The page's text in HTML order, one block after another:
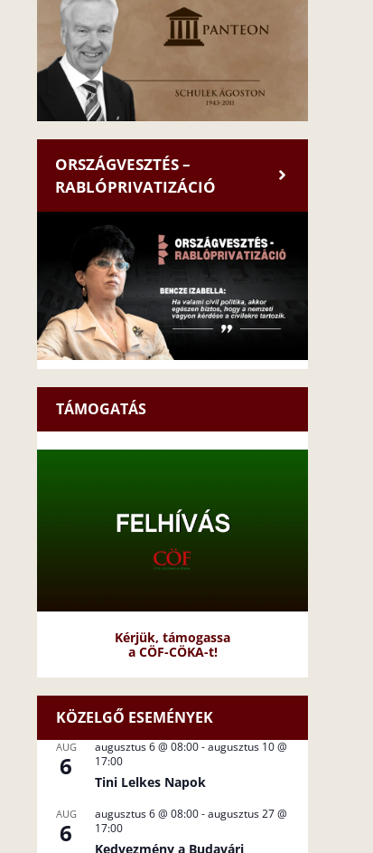
ORSZÁGVESZTÉS –
RABLÓPRIVATIZÁCIÓ
TÁMOGATÁS
Kérjük, támogassa
a CÖF-CÖKA-t!
KÖZELGŐ ESEMÉNYEK
AUG
6
augusztus 6 @ 08:00-augusztus 10 @
17:00
Tini Lelkes Napok
AUG
6
augusztus 6 @ 08:00-augusztus 27 @
17:00
Kedvezmény a Budavári